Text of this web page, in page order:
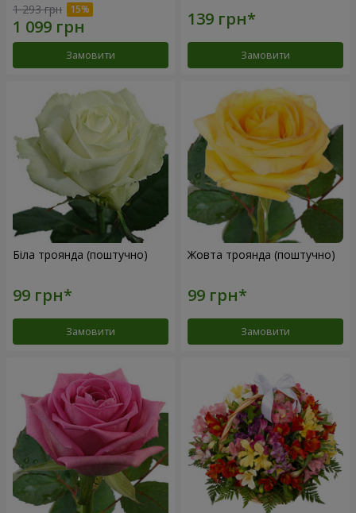
1 293 грн
Замовити Замовити
Біла троянда (поштучно)
Замовити
Жовта троянда (поштучно)
Замовити